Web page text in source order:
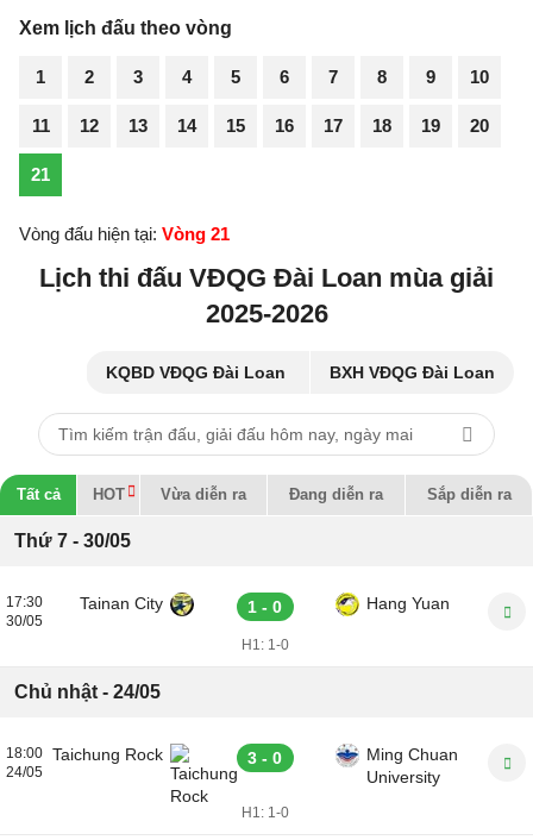
Xem lịch đấu theo vòng
1 2 3 4 5 6 7 8 9 10
11 12 13 14 15 16 17 18 19 20
21
Vòng đấu hiện tại: Vòng 21
Lịch thi đấu VĐQG Đài Loan mùa giải
2025-2026
KQBD VĐQG Đài Loan BXH VĐQG Đài Loan
Tất cả HOT Vừa diễn ra Đang diễn ra Sắp diễn ra
Thứ 7 - 30/05
17:30
30/05
Tainan City 1 - 0 Hang Yuan
H1: 1-0
Chủ nhật - 24/05
18:00
24/05
Taichung Rock 3 - 0
Ming Chuan
University
H1: 1-0